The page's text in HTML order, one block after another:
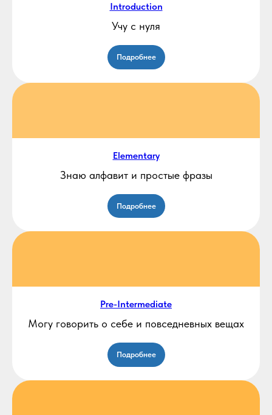
Introduction
Учу с нуля
Подробнее
Elementary
Знаю алфавит и простые фразы
Подробнее
Pre-Intermediate
Могу говорить о себе и повседневных вещах
Подробнее